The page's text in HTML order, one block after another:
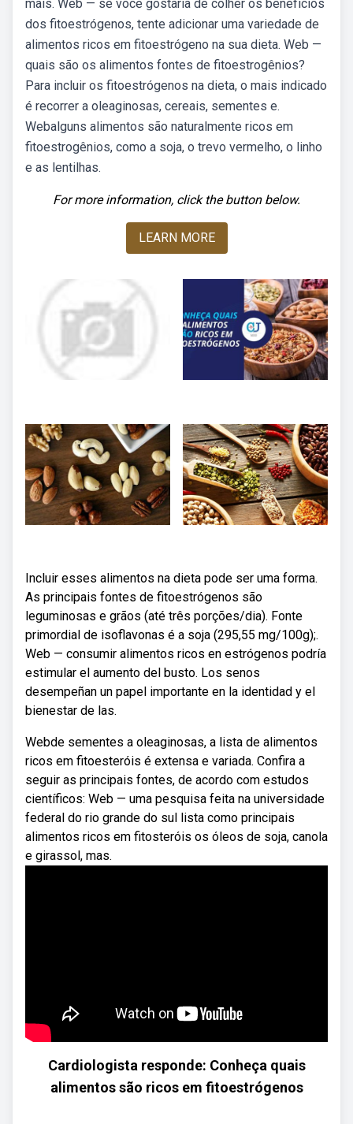
mais. Web — se você gostaria de colher os benefícios
dos fitoestrógenos, tente adicionar uma variedade de
alimentos ricos em fitoestrógeno na sua dieta. Web —
quais são os alimentos fontes de fitoestrogênios?
Para incluir os fitoestrógenos na dieta, o mais indicado
é recorrer a oleaginosas, cereais, sementes e.
Webalguns alimentos são naturalmente ricos em
fitoestrogênios, como a soja, o trevo vermelho, o linho
e as lentilhas.
For more information, click the button below.
LEARN MORE
Incluir esses alimentos na dieta pode ser uma forma.
As principais fontes de fitoestrógenos são
leguminosas e grãos (até três porções/dia). Fonte
primordial de isoflavonas é a soja (295,55 mg/100g);.
Web — consumir alimentos ricos en estrógenos podría
estimular el aumento del busto. Los senos
desempeñan un papel importante en la identidad y el
bienestar de las.
Webde sementes a oleaginosas, a lista de alimentos
ricos em fitoesteróis é extensa e variada. Confira a
seguir as principais fontes, de acordo com estudos
científicos: Web — uma pesquisa feita na universidade
federal do rio grande do sul lista como principais
alimentos ricos em fitosteróis os óleos de soja, canola
e girassol, mas.
Cardiologista responde: Conheça quais
alimentos são ricos em fitoestrógenos